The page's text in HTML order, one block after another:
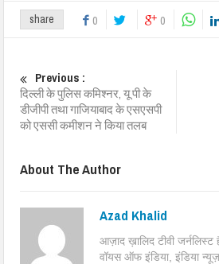
share 0 0
Previous :
दिल्ली के पुलिस कमिश्नर, यू पी के
डीजीपी तथा गाजियाबाद के एसएसपी
को एससी कमीशन ने किया तलब
About The Author
Azad Khalid
आज़ाद ख़ालिद टीवी जर्नलिस्ट
वॉयस ऑफ इंडिया, इंडिया